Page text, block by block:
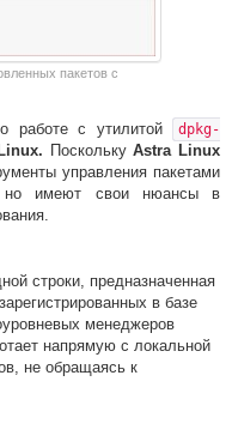
пакетов с
работе с утилитой
dpkg-
ПосколькуAstra Linux
управления пакетами
но имеют свои нюансы в
строки, предназначенная
в базе
менеджеров
напрямую с локальной
не обращаясь к